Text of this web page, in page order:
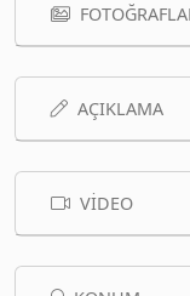
AÇIKLAMA
VIDEO